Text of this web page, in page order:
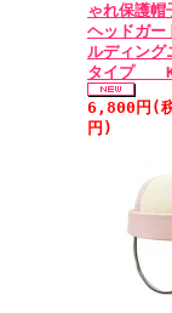
ゃれ保護帽
ヘッドガ
ルディング
タイプ
6,800円(
円)